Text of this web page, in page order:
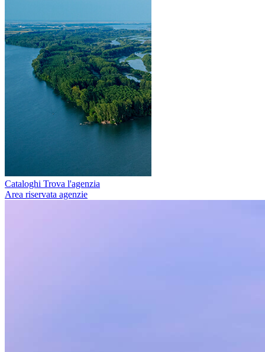
Cataloghi Trova l'agenzia
Area riservata agenzie